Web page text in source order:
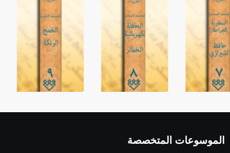
الموسوعات المتخصصة